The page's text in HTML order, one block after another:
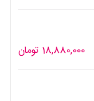
18,880,000 تومان